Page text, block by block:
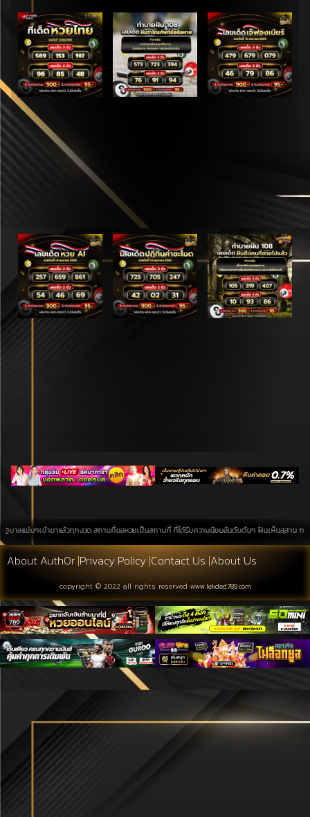
แม่นๆเข้ามาแล้วทุกงวด สถานที่ขอหวยเป็นสถานที่ ที่ได้รับความนิยมอันดับต้นๆ ฝันเห็นสุสาน กา
About Auth0r |Privacy Policy|Contact Us |About Us
copyright © 2022 all rights reserved www.lekded789.com